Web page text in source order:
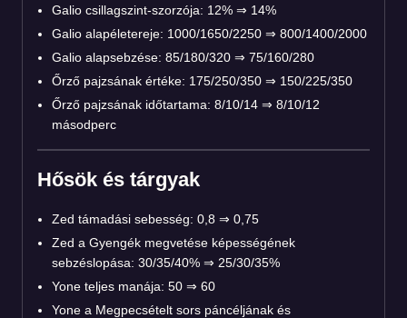
Galio csillagszint-szorzója: 12% ⇒ 14%
Galio alapéletereje: 1000/1650/2250 ⇒ 800/1400/2000
Galio alapsebzése: 85/180/320 ⇒ 75/160/280
Őrző pajzsának értéke: 175/250/350 ⇒ 150/225/350
Őrző pajzsának időtartama: 8/10/14 ⇒ 8/10/12
másodperc
Hősök és tárgyak
Zed támadási sebesség: 0,8 ⇒ 0,75
Zed a Gyengék megvetése képességének
sebzéslopása: 30/35/40% ⇒ 25/30/35%
Yone teljes manája: 50 ⇒ 60
Yone a Megpecsételt sors páncéljának és